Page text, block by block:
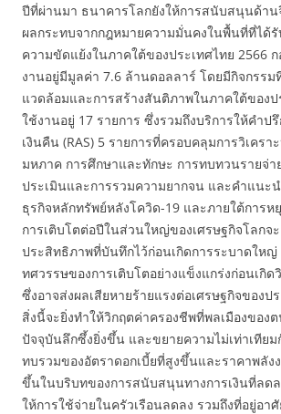
ปีที่ผ่านมา ธนาคารโลกยังให้การสนับสนุนด้าน
ผลกระทบจากกฎหมายความมั่นคงในพื้นที่ที่ได้
ความขัดแย้งในภาคใต้ของประเทศไทย 2566
งานอยู่มีมูลค่า 7.6 ล้านดอลลาร์ โดยมีกิจกรร
แวดล้อมและการสร้างสันติภาพในภาคใต้ของป
ใช้งานอยู่ 17 รายการ ซึ่งรวมถึงบริการให้คำป
เงินคืน (RAS) 5 รายการที่ครอบคลุมการวิเครา
มหภาค การศึกษาและทักษะ การทบทวนรายจ่
ประเมินและการรวมความยากจน และคำแนะ
ธุรกิจหลักทรัพย์หลังโควิด-19 และภายใต้การห
การเติบโตต่อปีในส่วนใหญ่ของเศรษฐกิจโลกจ
ประสิทธิภาพที่บันทึกไว้ก่อนเกิดการระบาดใหญ่
ทศวรรษของการเติบโตอย่างแข็งแกร่งก่อนเกิด
ซึ่งอาจส่งผลเสียหายร้ายแรงต่อเศรษฐกิจของป
สิ่งนี้จะยิ่งทำให้วิกฤตค่าครองชีพที่พลเมืองของ
ปัจจุบันลึกซึ้งยิ่งขึ้น และขยายความไม่เท่าเทีย
ทบรวมของอัตราดอกเบี้ยที่สูงขึ้นและราคาพลัง
ขึ้นในบริบทของการสนับสนุนทางการเงินที่ลด
ให้การใช้จ่ายในครัวเรือนลดลง รวมถึงที่อยู่อา